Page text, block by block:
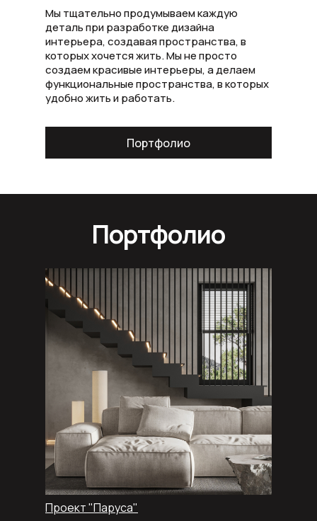
Мы тщательно продумываем каждую
деталь при разработке дизайна
интерьера, создавая пространства, в
которых хочется жить. Мы не просто
создаем красивые интерьеры, а делаем
функциональные пространства, в которых
удобно жить и работать.
Портфолио
Портфолио
Проект "Паруса"